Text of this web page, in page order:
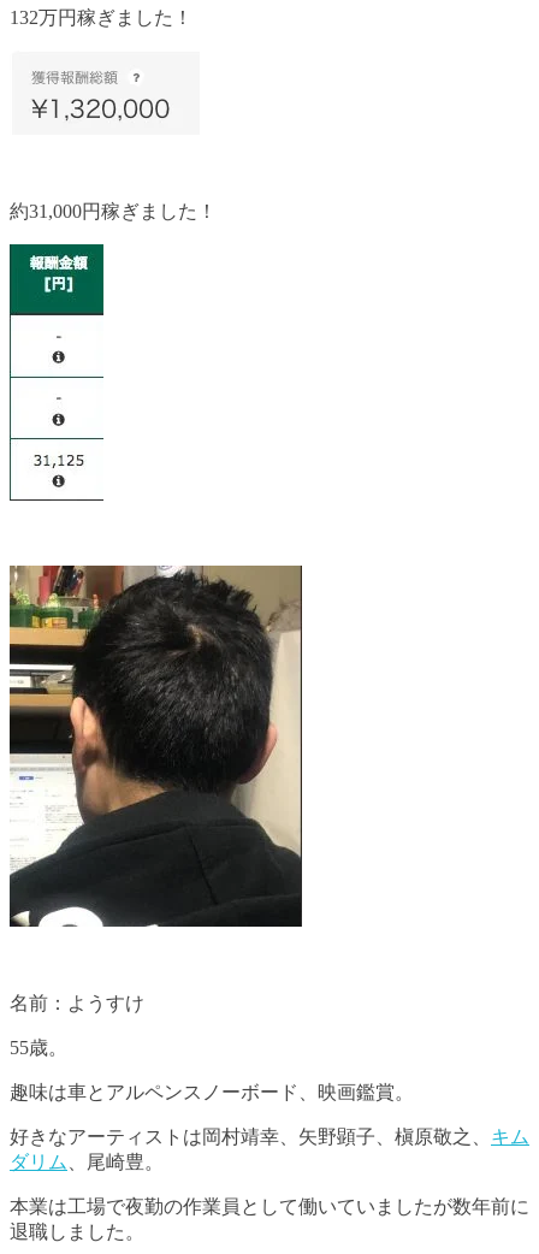
132万円稼ぎました！
約31,000円稼ぎました！
名前：ようすけ
55歳。
趣味は車とアルペンスノーボード、映画鑑賞。
好きなアーティストは岡村靖幸、矢野顕子、槇原敬之、 キム
ダリム
、尾崎豊。
本業は工場で夜勤の作業員として働いていましたが数年前に
退職しました。